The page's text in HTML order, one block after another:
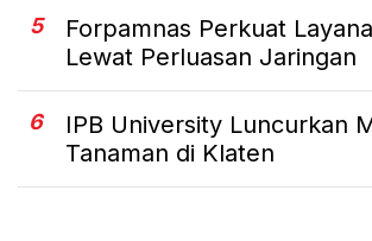
5
Forpamnas Perkuat
Lewat Perluasan Jaringan
6
IPB University Luncurkan
Tanaman di Klaten